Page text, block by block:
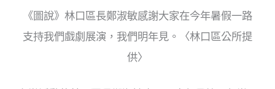
《圖說》林口區長鄭淑敏感謝大家在今年暑假一路
支持我們戲劇展演，我們明年見。〈林口區公所提
供〉